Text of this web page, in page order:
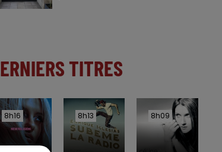
TITRES
8h16
8h16 8h13
8h13 8h09
8h09